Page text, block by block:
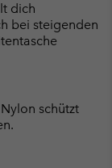
dich
bei steigenden
schützt